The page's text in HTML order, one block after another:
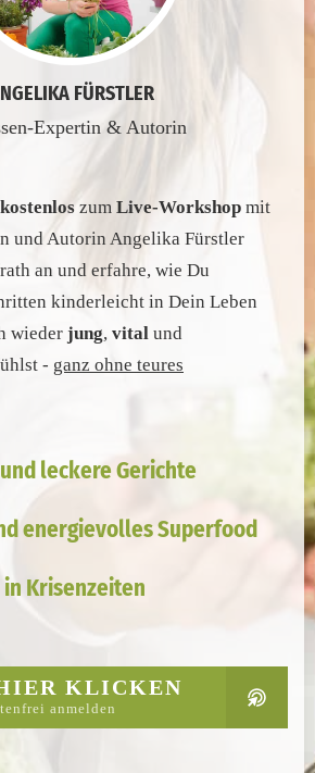
FÜRSTLER
Expertin & Autorin
kostenlos zum Live-Workshop mit
und Autorin Angelika Fürstler
an und erfahre, wie Du
kinderleicht in Dein Leben
wieder jung, vital und
- ganz ohne teures
leckere Gerichte
energievolles Superfood
Krisenzeiten
KLICKEN
anmelden